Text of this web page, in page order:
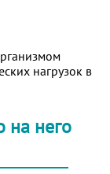
нагрузок в
на него